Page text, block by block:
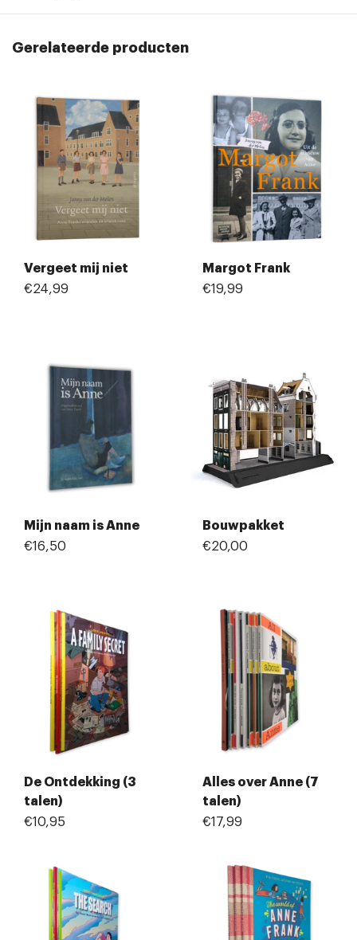
Gerelateerde producten
Vergeet mij niet
€24,99
Margot Frank
€19,99
Mijn naam is Anne
€16,50
Bouwpakket
€20,00
De Ontdekking (3
talen)
€10,95
Alles over Anne (7
talen)
€17,99